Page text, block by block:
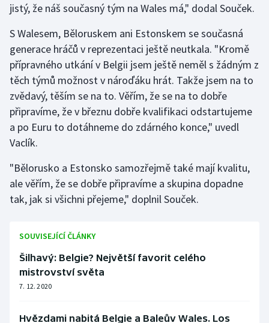
jistý, že náš současný tým na Wales má," dodal Souček.
S Walesem, Běloruskem ani Estonskem se současná
generace hráčů v reprezentaci ještě neutkala. "Kromě
přípravného utkání v Belgii jsem ještě neměl s žádným z
těch týmů možnost v nároďáku hrát. Takže jsem na to
zvědavý, těším se na to. Věřím, že se na to dobře
připravíme, že v březnu dobře kvalifikaci odstartujeme
a po Euru to dotáhneme do zdárného konce," uvedl
Vaclík.
"Bělorusko a Estonsko samozřejmě také mají kvalitu,
ale věřím, že se dobře připravíme a skupina dopadne
tak, jak si všichni přejeme," doplnil Souček.
SOUVISEJÍCÍ ČLÁNKY
Šilhavý: Belgie? Největší favorit celého
mistrovství světa
7. 12. 2020
Hvězdami nabitá Belgie a Baleův Wales. Los